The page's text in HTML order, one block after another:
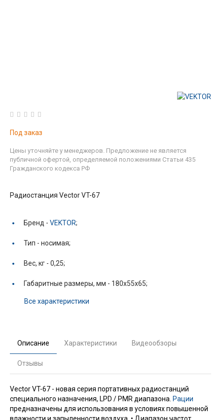
Под заказ
Цены уточняйте у менеджеров. Предложение не является
публичной офертой, определяемой положениями Статьи 435
Гражданского кодекса РФ
Радиостанция Vector VT-67
Бренд - VEKTOR;
Тип - носимая;
Вес, кг - 0,25;
Габаритные размеры, мм - 180x55x65;
Все характеристики
Описание Характеристики Видеообзоры
Отзывы
Vector VT-67 - новая серия портативных радиостанций
специального назначения, LPD / PMR диапазона. Рации
предназначены для использования в условиях повышенной